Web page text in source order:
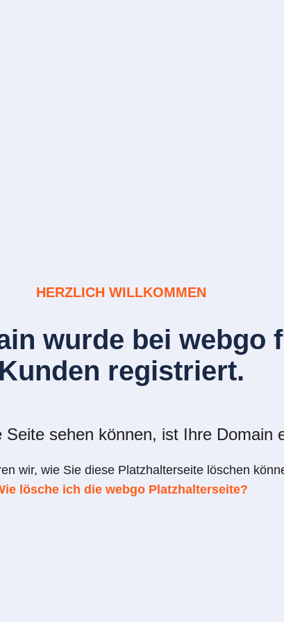
HERZLICH WILLKOMMEN
wurde bei webgo
Kunden registriert.
Seite sehen können, ist Ihre Domain
wir, wie Sie diese Platzhalterseite löschen
lösche ich die webgo Platzhalterseite?